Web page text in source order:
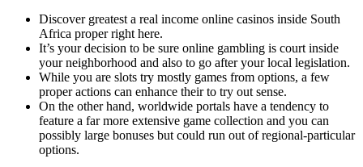
Discover greatest a real income online casinos inside South
Africa proper right here.
It’s your decision to be sure online gambling is court inside
your neighborhood and also to go after your local legislation.
While you are slots try mostly games from options, a few
proper actions can enhance their to try out sense.
On the other hand, worldwide portals have a tendency to
feature a far more extensive game collection and you can
possibly large bonuses but could run out of regional-particular
options.